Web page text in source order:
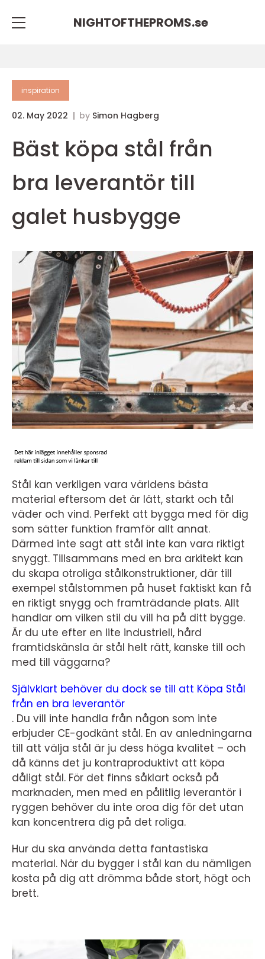
NIGHTOFTHEPROMS.se
inspiration
02. May 2022 by Simon Hagberg
Bäst köpa stål från
bra leverantör till
galet husbygge
Stål kan verkligen vara världens bästa
material eftersom det är lätt, starkt och tål
väder och vind. Perfekt att bygga med för dig
som sätter funktion framför allt annat.
Därmed inte sagt att stål inte kan vara riktigt
snyggt. Tillsammans med en bra arkitekt kan
du skapa otroliga stålkonstruktioner, där till
exempel stålstommen på huset faktiskt kan få
en riktigt snygg och framträdande plats. Allt
handlar om vilken stil du vill ha på ditt bygge.
Är du ute efter en lite industriell, hård
framtidskänsla är stål helt rätt, kanske till och
med till väggarna?
Självklart behöver du dock se till att Köpa Stål
från en bra leverantör
. Du vill inte handla från någon som inte
erbjuder CE-godkänt stål. En av anledningarna
till att välja stål är ju dess höga kvalitet – och
då känns det ju kontraproduktivt att köpa
dåligt stål. För det finns såklart också på
marknaden, men med en pålitlig leverantör i
ryggen behöver du inte oroa dig för det utan
kan koncentrera dig på det roliga.
Hur du ska använda detta fantastiska
material. När du bygger i stål kan du nämligen
kosta på dig att drömma både stort, högt och
brett.